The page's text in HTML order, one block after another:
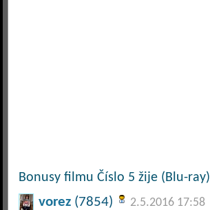
Bonusy filmu Číslo 5 žije (Blu-ray)
vorez (7854) 2.5.2016 17:58